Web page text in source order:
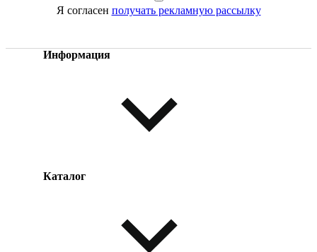
Информация
Таблица размеров
Каталог
Я согласен получать рекламную рассылку